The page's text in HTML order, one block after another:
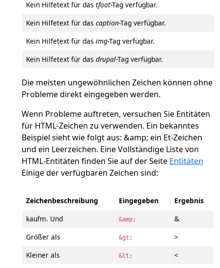
Kein Hilfetext für das tfoot-Tag verfügbar.
Kein Hilfetext für das caption-Tag verfügbar.
Kein Hilfetext für das img-Tag verfügbar.
Kein Hilfetext für das drupal-Tag verfügbar.
Die meisten ungewöhnlichen Zeichen können ohne
Probleme direkt eingegeben werden.
Wenn Probleme auftreten, versuchen Sie Entitäten
für HTML-Zeichen zu verwenden. Ein bekanntes
Beispiel sieht wie folgt aus: &amp; ein Et-Zeichen
und ein Leerzeichen. Eine Vollständige Liste von
HTML-Entitäten finden Sie auf der Seite Entitäten
Einige der verfügbaren Zeichen sind:
Zeichenbeschreibung Eingegeben
Ergebnis
kaufm. Und
&amp;
&
Größer als
&gt;
>
Kleiner als
&lt;
<